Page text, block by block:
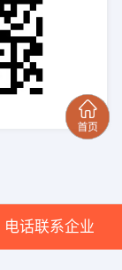
电话联系企业